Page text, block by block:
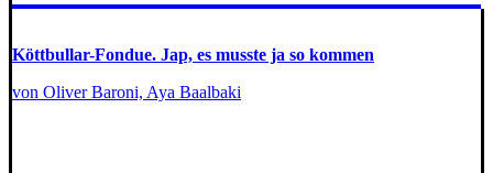
Köttbullar-Fondue. Jap, es musste ja so kommen
von Oliver Baroni, Aya Baalbaki